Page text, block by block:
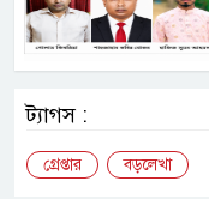
ট্যাগস :
গ্রেপ্তার বড়লেখা